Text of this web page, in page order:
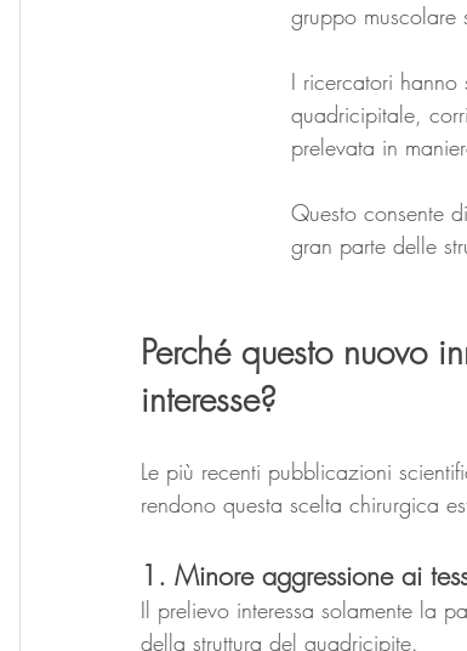
gruppo muscolare
I ricercatori
quadricipitale,
prelevata in
Questo consente
gran parte delle
Perché questo nuovo
interesse?
Le più recenti pubblicazioni
rendono questa scelta chirurgica
1. Minore aggressione ai
Il prelievo interessa solamente la
della struttura del quadricipite.